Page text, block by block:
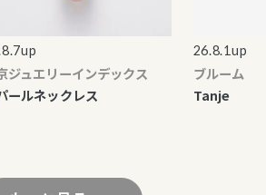
ュエリーインデックス
ルネックレス
26.8.1up
ブルーム
Tanje